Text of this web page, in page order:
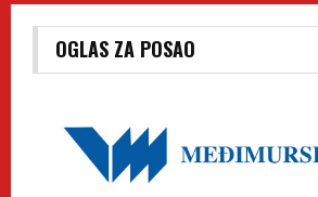
OGLAS ZA POSAO